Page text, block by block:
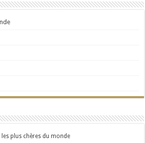
les plus chères du monde